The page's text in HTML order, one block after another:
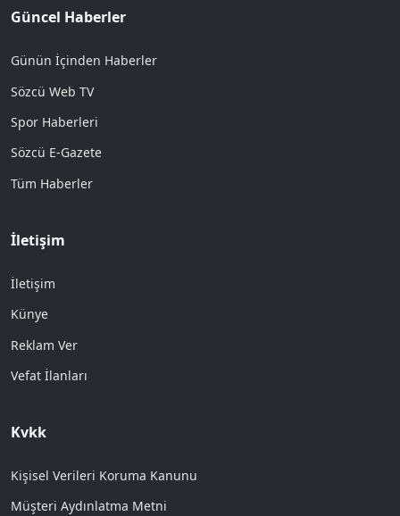
Güncel Haberler
Günün İçinden Haberler
Sözcü Web TV
Spor Haberleri
Sözcü E-Gazete
Tüm Haberler
İletişim
İletişim
Künye
Reklam Ver
Vefat İlanları
Kvkk
Kişisel Verileri Koruma Kanunu
Müşteri Aydınlatma Metni